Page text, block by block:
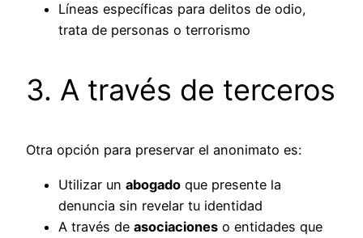
Líneas específicas para delitos de odio,
trata de personas o terrorismo
3. A través de terceros
Otra opción para preservar el anonimato es:
Utilizar un abogado que presente la
denuncia sin revelar tu identidad
A través de asociaciones o entidades que